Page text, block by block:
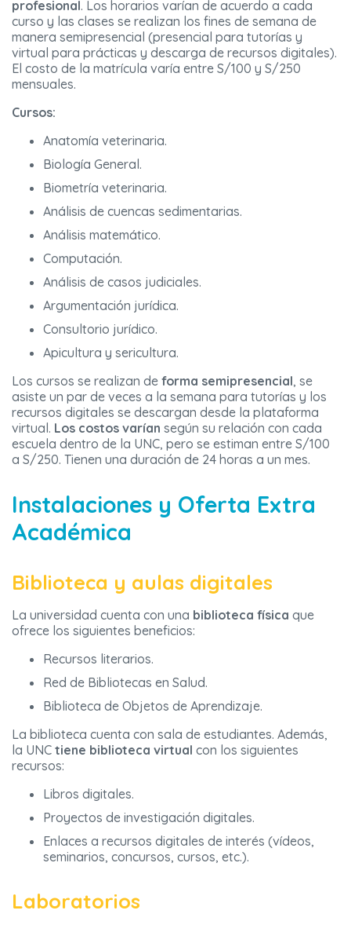
profesional. Los horarios varían de acuerdo a cada
curso y las clases se realizan los fines de semana de
manera semipresencial (presencial para tutorías y
virtual para prácticas y descarga de recursos digitales).
El costo de la matrícula varía entre S/100 y S/250
mensuales.
Cursos:
Anatomía veterinaria.
Biología General.
Biometría veterinaria.
Análisis de cuencas sedimentarias.
Análisis matemático.
Computación.
Análisis de casos judiciales.
Argumentación jurídica.
Consultorio jurídico.
Apicultura y sericultura.
Los cursos se realizan de forma semipresencial, se
asiste un par de veces a la semana para tutorías y los
recursos digitales se descargan desde la plataforma
virtual. Los costos varían según su relación con cada
escuela dentro de la UNC, pero se estiman entre S/100
a S/250. Tienen una duración de 24 horas a un mes.
Instalaciones y Oferta Extra
Académica
Biblioteca y aulas digitales
La universidad cuenta con una biblioteca física que
ofrece los siguientes beneficios:
Recursos literarios.
Red de Bibliotecas en Salud.
Biblioteca de Objetos de Aprendizaje.
La biblioteca cuenta con sala de estudiantes. Además,
la UNC tiene biblioteca virtual con los siguientes
recursos:
Libros digitales.
Proyectos de investigación digitales.
Enlaces a recursos digitales de interés (vídeos,
seminarios, concursos, cursos, etc.).
Laboratorios